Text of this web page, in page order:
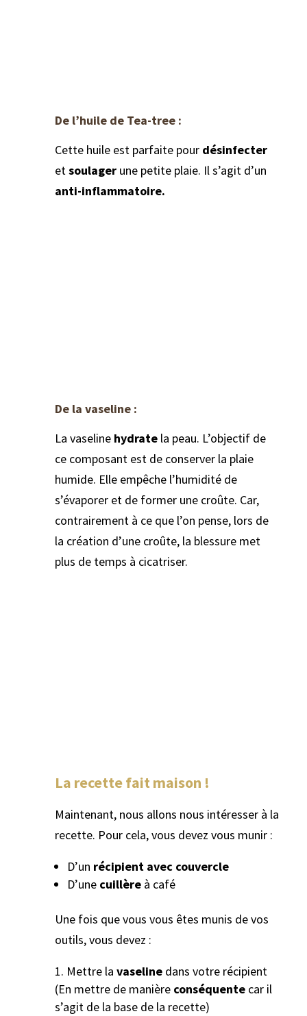
De l’huile de Tea-tree :
Cette huile est parfaite pour désinfecter
etsoulager une petite plaie. Il s’agit d’un
anti-inflammatoire.
De la vaseline :
La vaseline hydrate la peau. L’objectif de
ce composant est de conserver la plaie
humide. Elle empêche l’humidité de
s’évaporer et de former une croûte. Car,
contrairement à ce que l’on pense, lors de
la création d’une croûte, la blessure met
plus de temps à cicatriser.
La recette fait maison !
Maintenant, nous allons nous intéresser à la
recette. Pour cela, vous devez vous munir :
D’un récipient avec couvercle
D’une cuillère à café
Une fois que vous vous êtes munis de vos
outils, vous devez :
Mettre la vaseline dans votre récipient
(En mettre de manière conséquente car il
s’agit de la base de la recette)